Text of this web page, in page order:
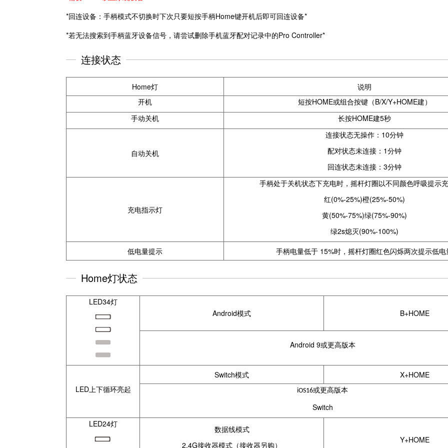
*回连设备：手柄模式不切换时下次只要短按手柄Home键开机后即可回连设备*
*若无法搜索到手柄蓝牙设备信号，请尝试删除手机蓝牙配对记录中的Pro Controller*
连接状态
Home灯
说明
开机
短按HOME或组合按键（B/X/Y+HOME建）
手动关机
长按HOME建5秒
自动关机
连接状态无操作：10分钟
配对状态未连接：1分钟
回连状态未连接：3分钟
充电指示灯
手柄处于关机状态下充电时，摇杆灯圈以不同颜色呼吸提示
红(0%-25%)橙(25%-50%)
黄(50%-75%)绿(75%-90%)
绿2s熄灭(90%-100%)
低电量提示
手柄电量低于 15%时，摇杆灯圈红色闪烁两次提示低电
Home灯状态
LED34灯
Android模式
B+HOME
Android 9或更高版本
LED上下循环亮起
Switch模式 X+HOME
iOS16或更高版本
Switch
LED24灯
数据线模式
2.4G接收器模式（接收器另购）
Y+HOME